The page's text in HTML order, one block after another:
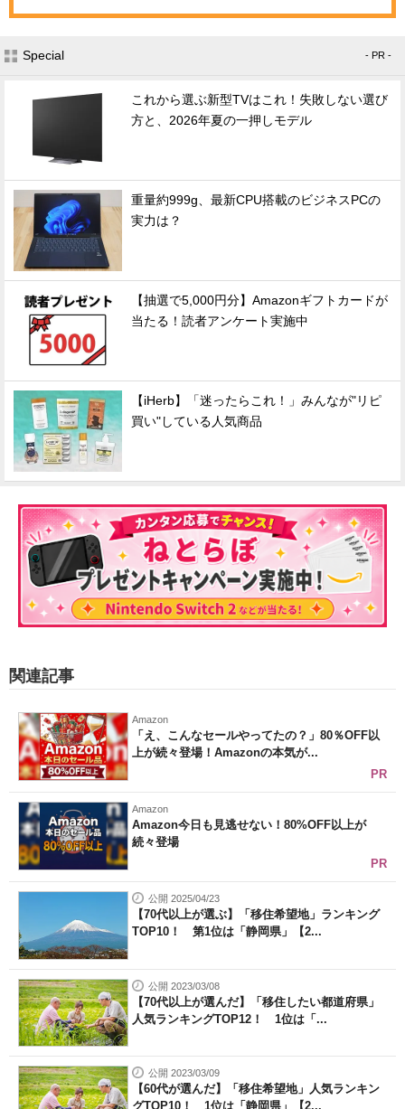
Special - PR -
これから選ぶ新型TVはこれ！失敗しない選び
方と、2026年夏の一押しモデル
重量約999g、最新CPU搭載のビジネスPCの
実力は？
【抽選で5,000円分】Amazonギフトカードが
当たる！読者アンケート実施中
【iHerb】「迷ったらこれ！」みんなが"リピ
買い"している人気商品
関連記事
Amazon
「え、こんなセールやってたの？」80％OFF以
上が続々登場！Amazonの本気が...
PR
Amazon
Amazon今日も見逃せない！80%OFF以上が
続々登場
PR
公開 2025/04/23
【70代以上が選ぶ】「移住希望地」ランキング
TOP10！ 第1位は「静岡県」【2...
公開 2023/03/08
【70代以上が選んだ】「移住したい都道府県」
人気ランキングTOP12！ 1位は「...
公開 2023/03/09
【60代が選んだ】「移住希望地」人気ランキン
グTOP10！ 1位は「静岡県」【2...